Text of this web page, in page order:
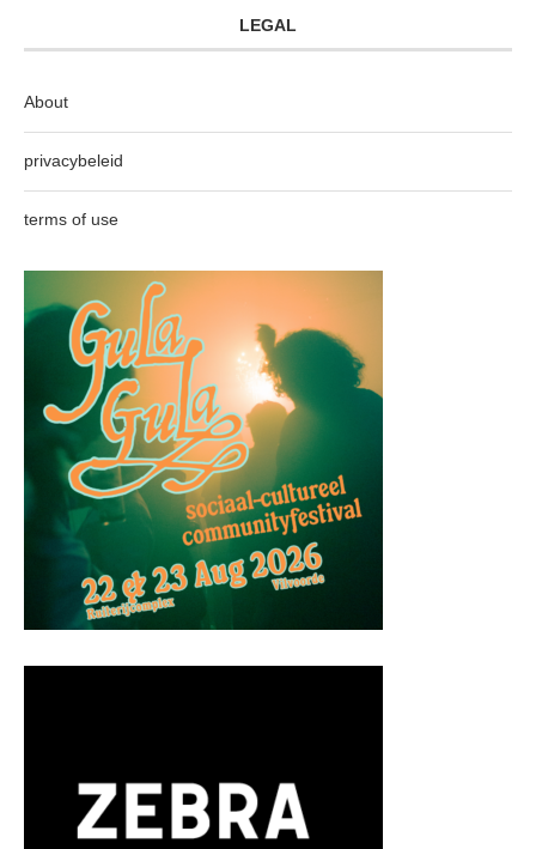
LEGAL
About
privacybeleid
terms of use